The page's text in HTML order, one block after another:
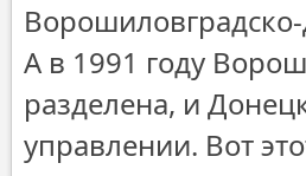
А в 1991 году
разделена, и
управлении. Вот